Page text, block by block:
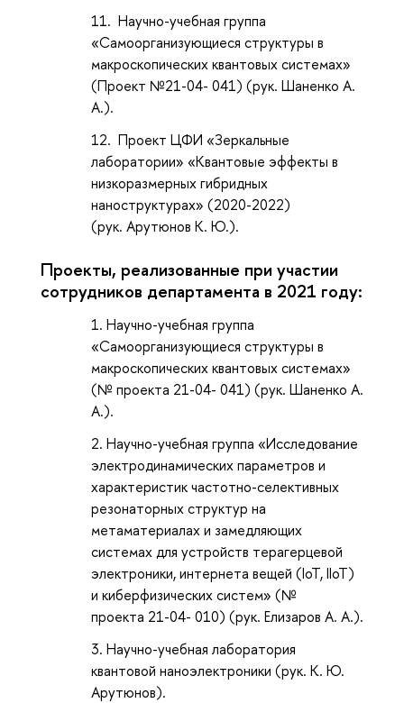
Научно-учебная группа
«Самоорганизующиеся структуры в
макро­скопических квантовых системах»
(Проект №21-04- 041) (рук. Шаненко А.
А.).
Проект ЦФИ «Зеркальные
лаборатории» «Квантовые эффекты в
низкоразмерных гибридных
наноструктурах» (2020-2022)
(рук. Арутюнов К. Ю.).
Проекты, реализованные при участии
сотрудников департамента в 2021 году:
Научно-учебная группа
«Самоорганизую­щиеся структуры в
макро­скопических квантовых системах»
(№ проекта 21-04- 041) (рук. Шаненко А.
А.).
Научно-учебная группа «Исследование
электродинамических параметров и
характеристик частотно-селективных
резонаторных структур на
метаматериалах и замедляющих
системах для устройств терагерцевой
электроники, интернета вещей (IoT, IIoT)
и киберфизических систем» (№
проекта 21-04- 010) (рук. Елизаров А. А.).
Научно-учебная лаборатория
квантовой наноэлектроники (рук. К. Ю.
Арутюнов).